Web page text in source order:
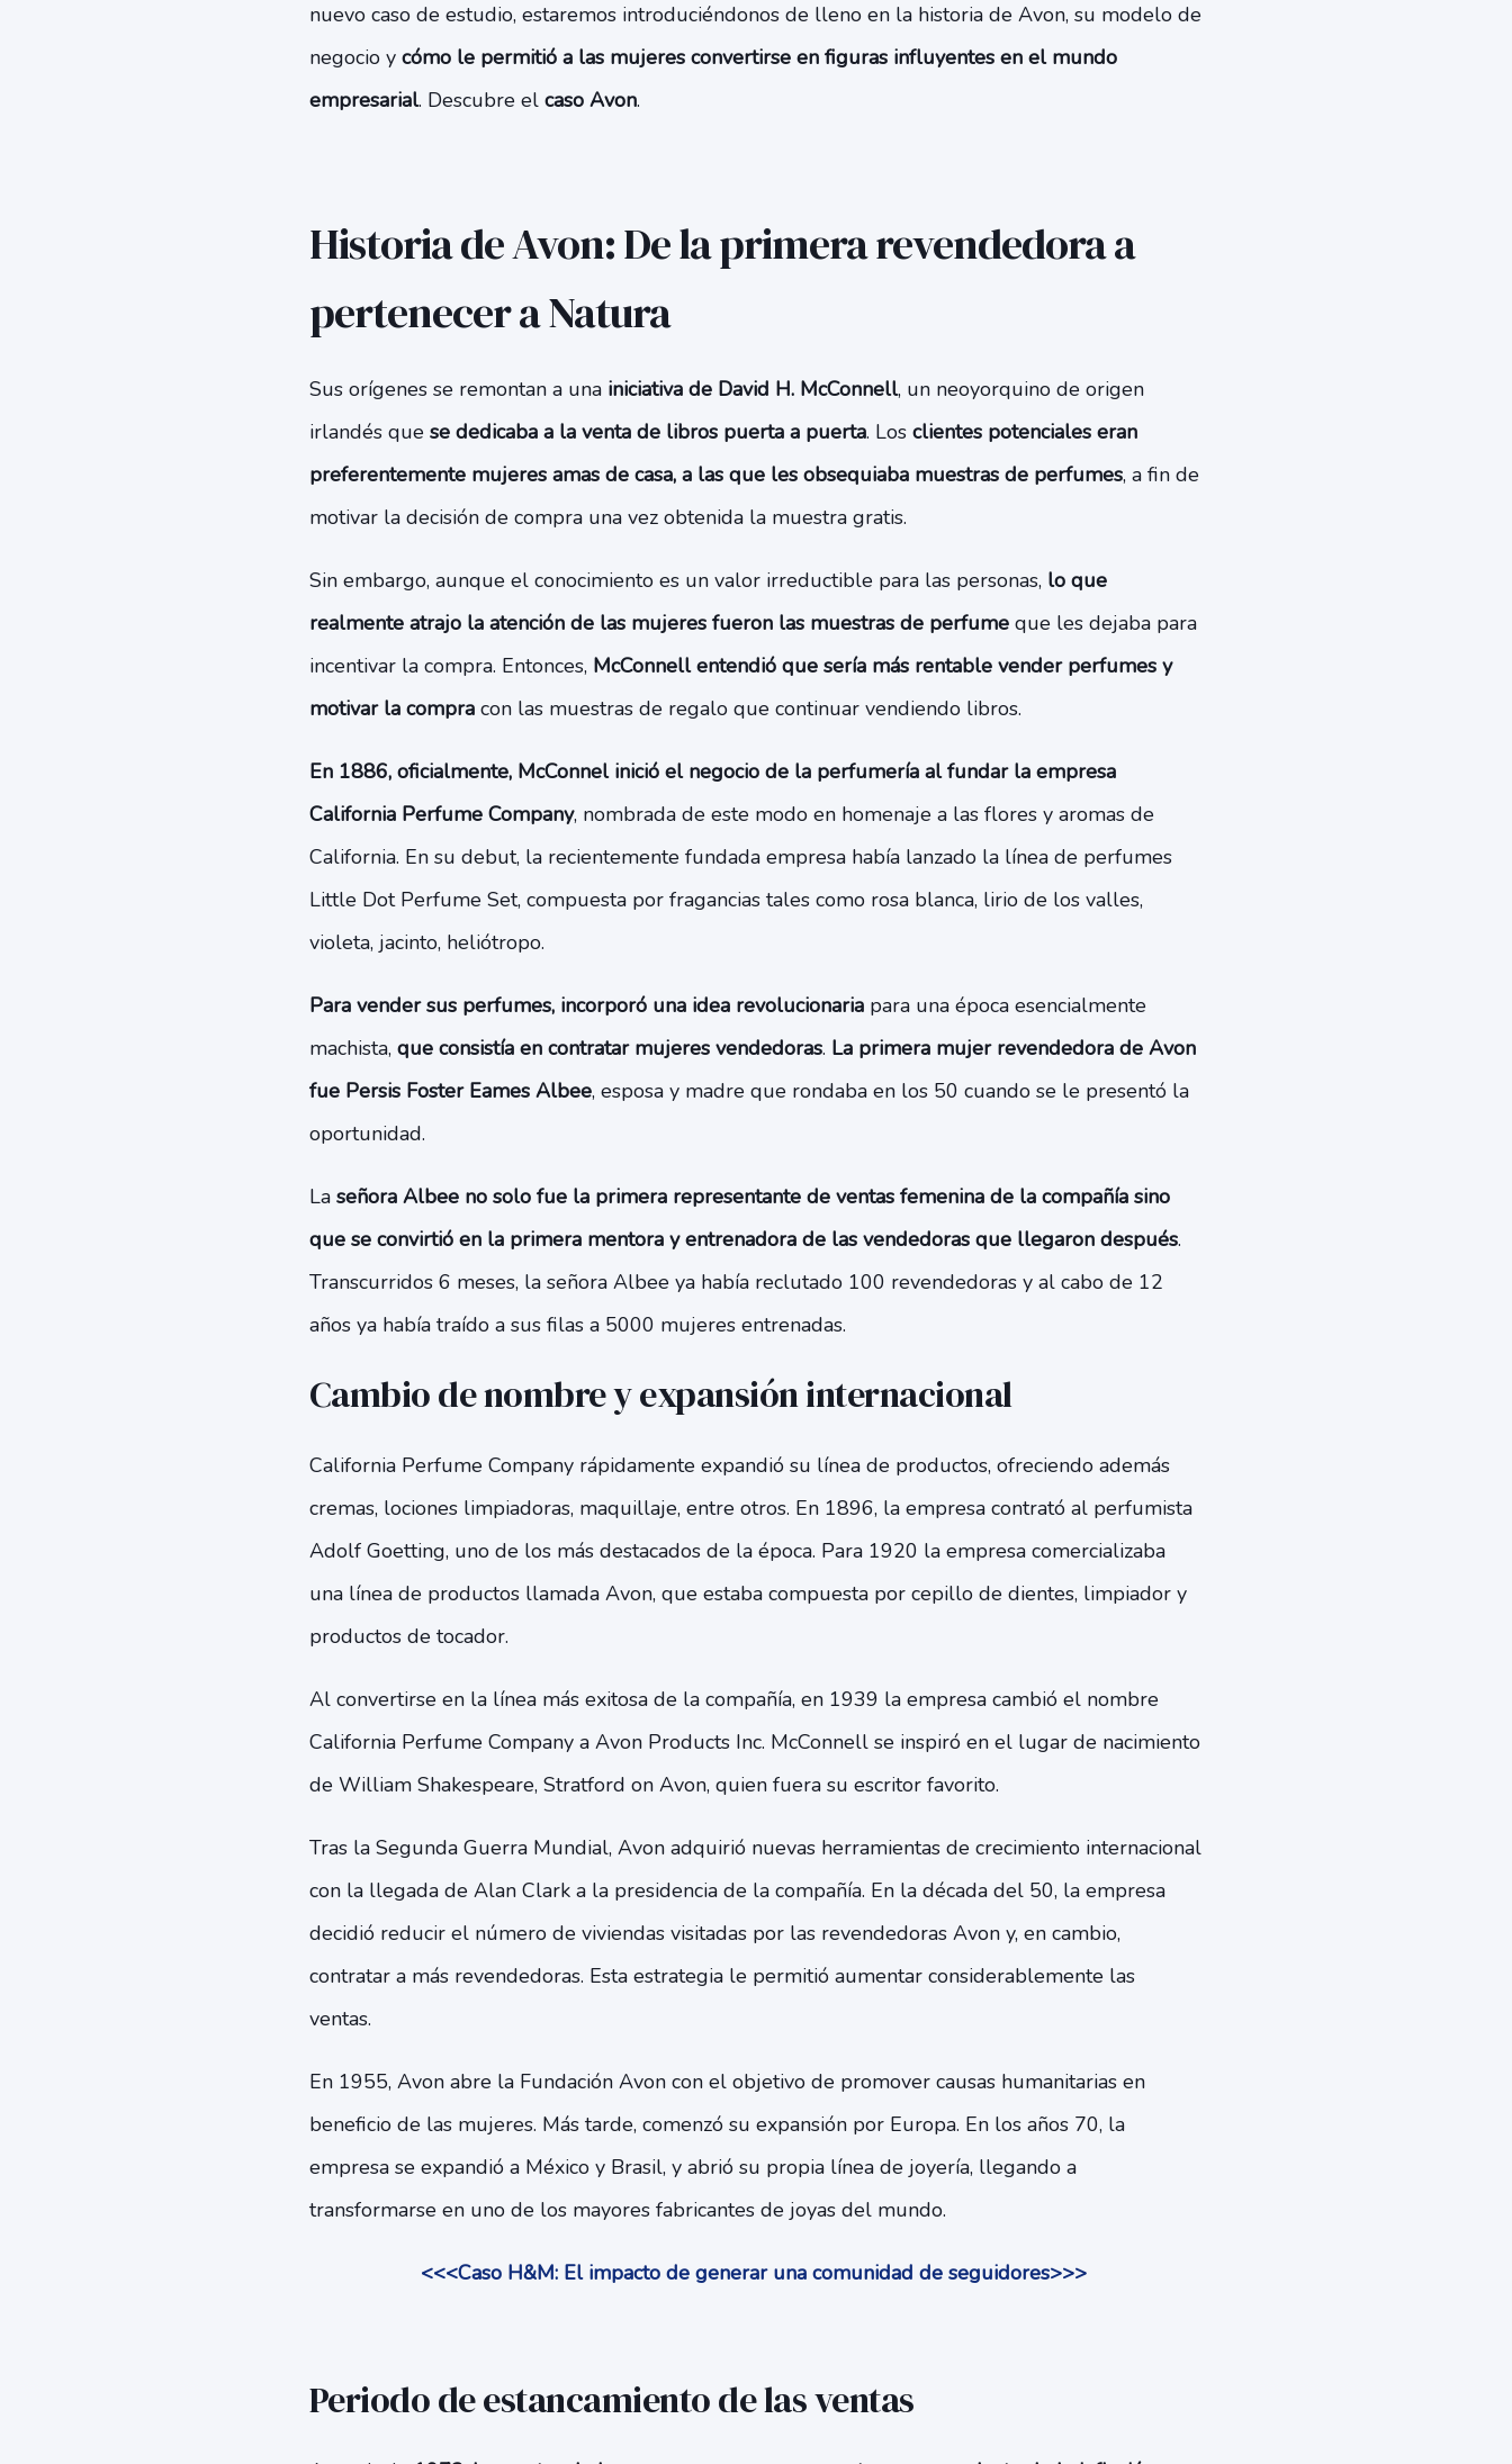
nuevo caso de estudio, estaremos introduciéndonos de lleno en la historia de Avon, su modelo de
negocio y cómo le permitió a las mujeres convertirse en figuras influyentes en el mundo
empresarial. Descubre el caso Avon.
Historia de Avon: De la primera revendedora a
pertenecer a Natura
Sus orígenes se remontan a una iniciativa de David H. McConnell, un neoyorquino de origen
irlandés que se dedicaba a la venta de libros puerta a puerta. Los clientes potenciales eran
preferentemente mujeres amas de casa, a las que les obsequiaba muestras de perfumes, a fin de
motivar la decisión de compra una vez obtenida la muestra gratis.
Sin embargo, aunque el conocimiento es un valor irreductible para las personas, lo que
realmente atrajo la atención de las mujeres fueron las muestras de perfumeque les dejaba para
incentivar la compra. Entonces, McConnell entendió que sería más rentable vender perfumes y
motivar la compracon las muestras de regalo que continuar vendiendo libros.
En 1886, oficialmente, McConnel inició el negocio de la perfumería al fundar la empresa
California Perfume Company, nombrada de este modo en homenaje a las flores y aromas de
California. En su debut, la recientemente fundada empresa había lanzado la línea de perfumes
Little Dot Perfume Set, compuesta por fragancias tales como rosa blanca, lirio de los valles,
violeta, jacinto, heliótropo.
Para vender sus perfumes, incorporó una idea revolucionariapara una época esencialmente
machista, que consistía en contratar mujeres vendedoras. La primera mujer revendedora de Avon
fue Persis Foster Eames Albee, esposa y madre que rondaba en los 50 cuando se le presentó la
oportunidad.
La señora Albee no solo fue la primera representante de ventas femenina de la compañía sino
que se convirtió en la primera mentora y entrenadora de las vendedoras que llegaron después.
Transcurridos 6 meses, la señora Albee ya había reclutado 100 revendedoras y al cabo de 12
años ya había traído a sus filas a 5000 mujeres entrenadas.
Cambio de nombre y expansión internacional
California Perfume Company rápidamente expandió su línea de productos, ofreciendo además
cremas, lociones limpiadoras, maquillaje, entre otros. En 1896, la empresa contrató al perfumista
Adolf Goetting, uno de los más destacados de la época. Para 1920 la empresa comercializaba
una línea de productos llamada Avon, que estaba compuesta por cepillo de dientes, limpiador y
productos de tocador.
Al convertirse en la línea más exitosa de la compañía, en 1939 la empresa cambió el nombre
California Perfume Company a Avon Products Inc. McConnell se inspiró en el lugar de nacimiento
de William Shakespeare, Stratford on Avon, quien fuera su escritor favorito.
Tras la Segunda Guerra Mundial, Avon adquirió nuevas herramientas de crecimiento internacional
con la llegada de Alan Clark a la presidencia de la compañía. En la década del 50, la empresa
decidió reducir el número de viviendas visitadas por las revendedoras Avon y, en cambio,
contratar a más revendedoras. Esta estrategia le permitió aumentar considerablemente las
ventas.
En 1955, Avon abre la Fundación Avon con el objetivo de promover causas humanitarias en
beneficio de las mujeres. Más tarde, comenzó su expansión por Europa. En los años 70, la
empresa se expandió a México y Brasil, y abrió su propia línea de joyería, llegando a
transformarse en uno de los mayores fabricantes de joyas del mundo.
<<<Caso H&M: El impacto de generar una comunidad de seguidores>>>
Periodo de estancamiento de las ventas